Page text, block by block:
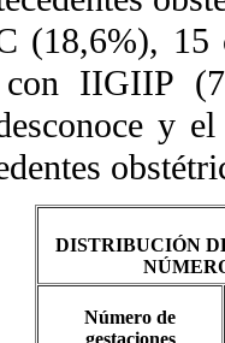
(18,6%),
IIGIIP
y
DISTRIBUCIÓN
Número de